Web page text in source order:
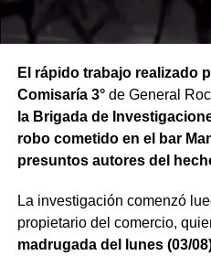
El rápido trabajo realizado
Comisaría 3°de General
la Brigada de
robo cometido en el bar
presuntos autores del
La investigación comenzó
propietario del comercio,
madrugada del lunes (03/